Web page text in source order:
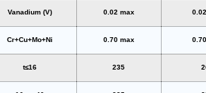
Vanadium (V) 0.02 max
Cr+Cu+Mo+Ni 0.70 max
t≤16 235